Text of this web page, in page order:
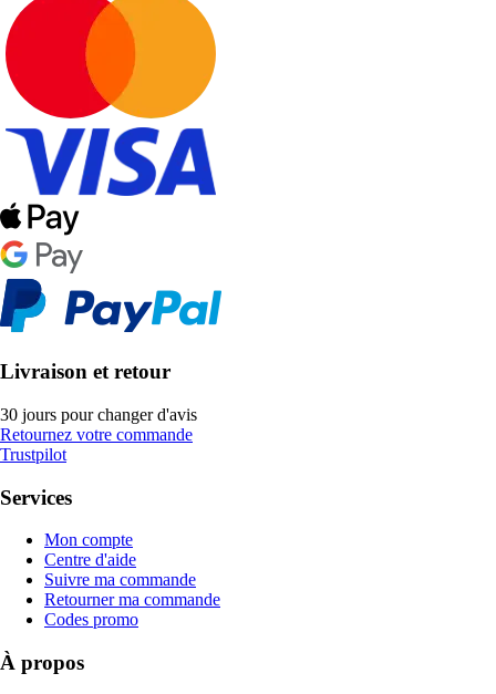
Livraison et retour
30 jours pour changer d'avis
Retournez votre commande
Trustpilot
Services
Mon compte
Centre d'aide
Suivre ma commande
Retourner ma commande
Codes promo
À propos